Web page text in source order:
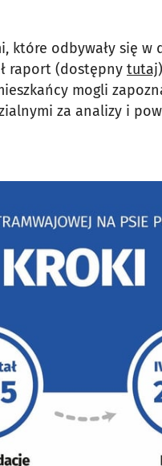
które odbywały się w
raport (dostępny tutaj
mogli
za analizy i